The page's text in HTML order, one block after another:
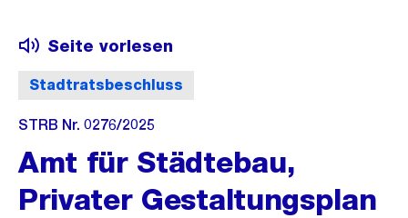
Stadtratsbeschluss
Seite vorlesen
STRB Nr. 0276/2025
Amt für Städtebau,
Privater Gestaltungsplan